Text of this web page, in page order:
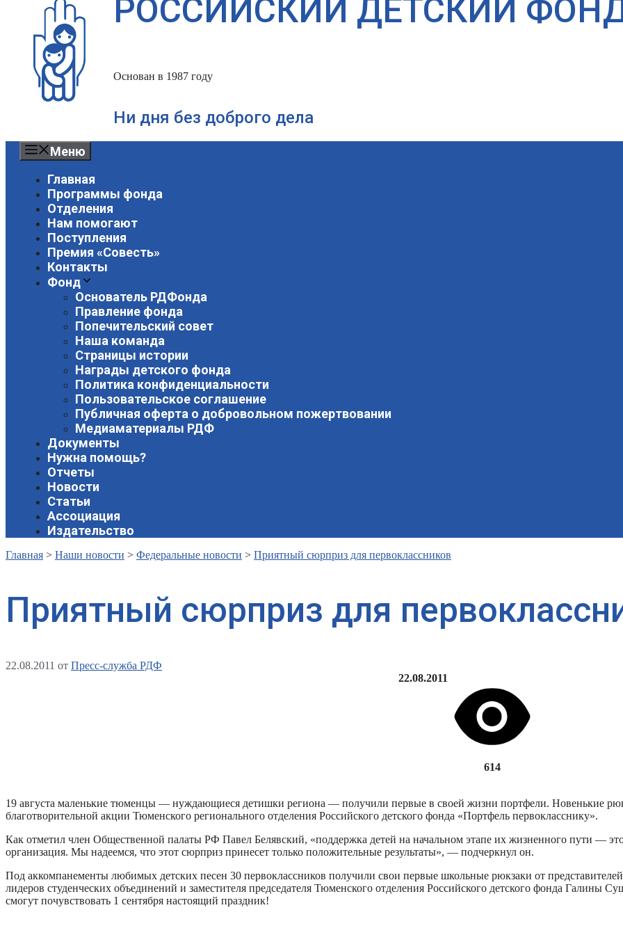
РОССИЙСКИЙ ДЕТСКИЙ
Основан в 1987 году
Ни дня без доброго дела
Меню
Главная
Программы фонда
Отделения
Нам помогают
Поступления
Премия «Совесть»
Контакты
Фонд
Основатель РДФонда
Правление фонда
Попечительский совет
Наша команда
Страницы истории
Награды детского фонда
Политика конфиденциальности
Пользовательское соглашение
Публичная оферта о добровольном пожертвовании
Медиаматериалы РДФ
Документы
Нужна помощь?
Отчеты
Новости
Статьи
Ассоциация
Издательство
Главная > Наши новости > Федеральные новости > Приятный сюрприз для первоклассников
Приятный сюрприз для
22.08.2011 от Пресс-служба РДФ
22.08.2011
614
19 августа маленькие тюменцы — нуждающиеся детишки региона — получили первые в своей жизни портфели. Новенькие
благотворительной акции Тюменского регионального отделения Российского детского фонда «Портфель первокласснику».
Как отметил член Общественной палаты РФ Павел Белявский, «поддержка детей на начальном этапе их жизненного пути —
организация. Мы надеемся, что этот сюрприз принесет только положительные результаты», — подчеркнул он.
Под аккомпанементы любимых детских песен 30 первоклассников получили свои первые школьные рюкзаки от
лидеров студенческих объединений и заместителя председателя Тюменского отделения Российского детского фонда
смогут почувствовать 1 сентября настоящий праздник!